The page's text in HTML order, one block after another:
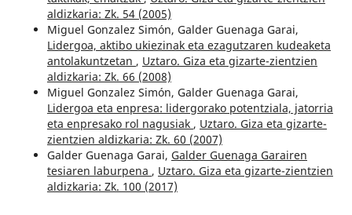
aldizkaria: Zk. 54 (2005)
Miguel Gonzalez Simón, Galder Guenaga Garai,
Lidergoa, aktibo ukiezinak eta ezagutzaren kudeaketa
antolakuntzetan , Uztaro. Giza eta gizarte-zientzien
aldizkaria: Zk. 66 (2008)
Miguel Gonzalez Simón, Galder Guenaga Garai,
Lidergoa eta enpresa: lidergorako potentziala, jatorria
eta enpresako rol nagusiak , Uztaro. Giza eta gizarte-
zientzien aldizkaria: Zk. 60 (2007)
Galder Guenaga Garai, Galder Guenaga Garairen
tesiaren laburpena , Uztaro. Giza eta gizarte-zientzien
aldizkaria: Zk. 100 (2017)